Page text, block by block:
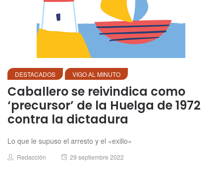
DESTACADOS VIGO AL MINUTO
Caballero se reivindica como
‘precursor’ de la Huelga de 1972
contra la dictadura
Lo que le supuso el arresto y el «exilio»
Author
Redacción
Posted
29 septiembre 2022